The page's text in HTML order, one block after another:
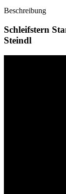
Beschreibung
Schleifstern
Steindl